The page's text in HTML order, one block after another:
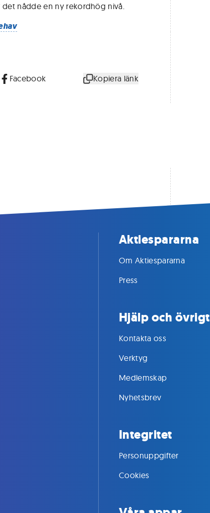
nådde en ny rekordhög nivå.
Facebook Kopiera länk
Aktiespararna
Om Aktiespararna
Press
Hjälp och övrigt
Kontakta oss
Verktyg
Medlemskap
Nyhetsbrev
Integritet
Personuppgifter
Cookies